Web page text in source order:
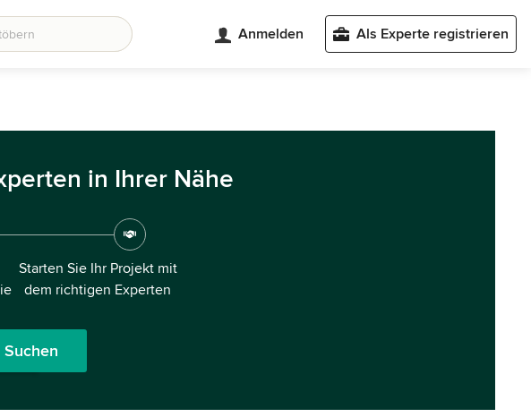
Anmelden Als Experte registrieren
in Ihrer Nähe
Starten Sie Ihr Projekt mit
dem richtigen Experten
Suchen